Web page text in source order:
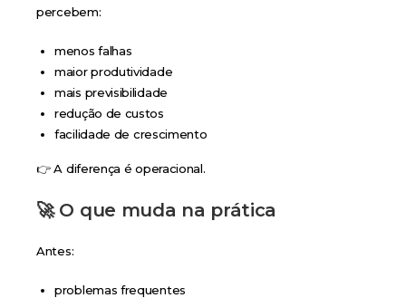
percebem:
menos falhas
maior produtividade
mais previsibilidade
redução de custos
facilidade de crescimento
👉 A diferença é operacional.
🚀 O que muda na prática
Antes:
problemas frequentes